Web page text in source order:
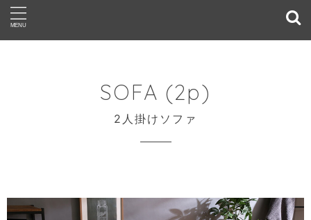
SOFA (2p)
2人掛けソファ